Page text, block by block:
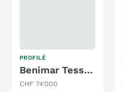
PROFILÉ
Benimar Tessoro 425
CHF 74'000